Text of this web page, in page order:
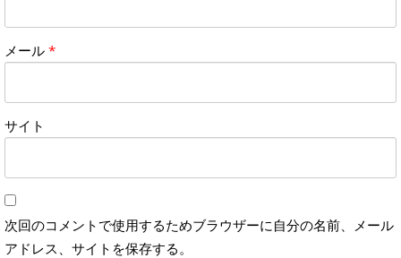
メール *
サイト
次回のコメントで使用するためブラウザーに自分の名前、メール
アドレス、サイトを保存する。